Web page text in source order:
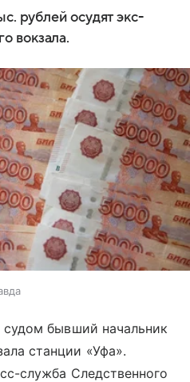
рублей осудят экс-
вокзала.
бывший начальник
станции «Уфа».
служба Следственного